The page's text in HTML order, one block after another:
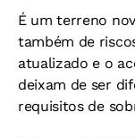
É um terreno
também de
atualizado e o
deixam de ser
requisitos de